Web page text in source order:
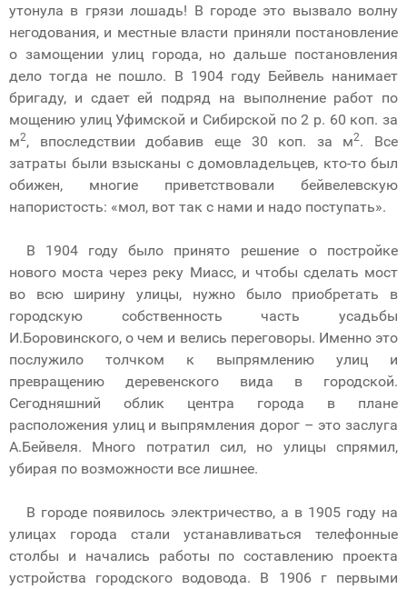
утонула в грязи лошадь! В городе это вызвало волну
негодования, и местные власти приняли постановление
о замощении улиц города, но дальше постановления
дело тогда не пошло. В 1904 году Бейвель нанимает
бригаду, и сдает ей подряд на выполнение работ по
мощению улиц Уфимской и Сибирской по 2 р. 60 коп. за
м2, впоследствии добавив еще 30 коп. за м2. Все
затраты были взысканы с домовладельцев, кто-то был
обижен, многие приветствовали бейвелевскую
напористость: «мол, вот так с нами и надо поступать».
В 1904 году было принято решение о постройке
нового моста через реку Миасс, и чтобы сделать мост
во всю ширину улицы, нужно было приобретать в
городскую собственность часть усадьбы
И.Боровинского, о чем и велись переговоры. Именно это
послужило толчком к выпрямлению улиц и
превращению деревенского вида в городской.
Сегодняшний облик центра города в плане
расположения улиц и выпрямления дорог – это заслуга
А.Бейвеля. Много потратил сил, но улицы спрямил,
убирая по возможности все лишнее.
В городе появилось электричество, а в 1905 году на
улицах города стали устанавливаться телефонные
столбы и начались работы по составлению проекта
устройства городского водовода. В 1906 г первыми